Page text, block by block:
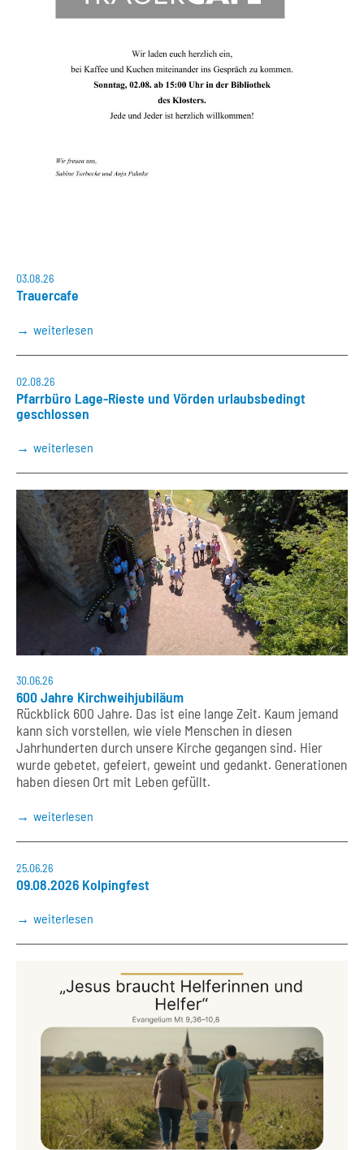
03.08.26
Trauercafe
weiterlesen
02.08.26
Pfarrbüro Lage-Rieste und Vörden urlaubsbedingt
geschlossen
weiterlesen
30.06.26
600 Jahre Kirchweihjubiläum
Rückblick 600 Jahre. Das ist eine lange Zeit. Kaum jemand
kann sich vorstellen, wie viele Menschen in diesen
Jahrhunderten durch unsere Kirche gegangen sind. Hier
wurde gebetet, gefeiert, geweint und gedankt. Generationen
haben diesen Ort mit Leben gefüllt.
weiterlesen
25.06.26
09.08.2026 Kolpingfest
weiterlesen